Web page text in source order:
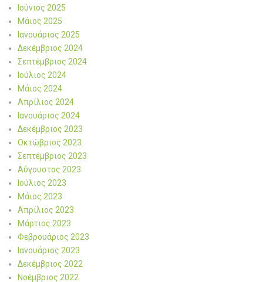
Ιούνιος 2025
Μάιος 2025
Ιανουάριος 2025
Δεκέμβριος 2024
Σεπτέμβριος 2024
Ιούλιος 2024
Μάιος 2024
Απρίλιος 2024
Ιανουάριος 2024
Δεκέμβριος 2023
Οκτώβριος 2023
Σεπτέμβριος 2023
Αύγουστος 2023
Ιούλιος 2023
Μάιος 2023
Απρίλιος 2023
Μάρτιος 2023
Φεβρουάριος 2023
Ιανουάριος 2023
Δεκέμβριος 2022
Νοέμβριος 2022